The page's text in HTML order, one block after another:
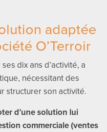
adaptée
O’Terroir
dix ans d’activité, a
nécessitant des
structurer son activité.
d’une solution lui
commerciale (ventes